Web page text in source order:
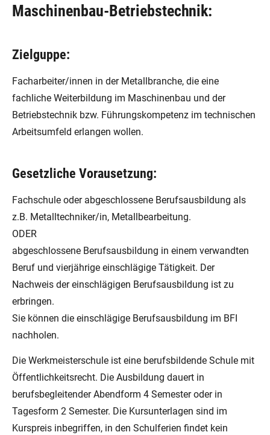
Maschinenbau-Betriebstechnik:
Zielguppe:
Facharbeiter/innen in der Metallbranche, die eine
fachliche Weiterbildung im Maschinenbau und der
Betriebstechnik bzw. Führungskompetenz im technischen
Arbeitsumfeld erlangen wollen.
Gesetzliche Vorausetzung:
Fachschule oder abgeschlossene Berufsausbildung als
z.B. Metalltechniker/in, Metallbearbeitung.
ODER
abgeschlossene Berufsausbildung in einem verwandten
Beruf und vierjährige einschlägige Tätigkeit. Der
Nachweis der einschlägigen Berufsausbildung ist zu
erbringen.
Sie können die einschlägige Berufsausbildung im BFI
nachholen.
Die Werkmeisterschule ist eine berufsbildende Schule mit
Öffentlichkeitsrecht. Die Ausbildung dauert in
berufsbegleitender Abendform 4 Semester oder in
Tagesform 2 Semester. Die Kursunterlagen sind im
Kurspreis inbegriffen, in den Schulferien findet kein